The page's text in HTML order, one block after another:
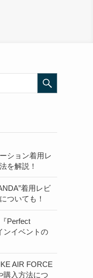
ション着用レ
を解説！
着用レビ
ついても！
Perfect
ンイベントの
AIR FORCE
購入方法につ